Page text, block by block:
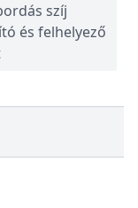
szíj
és felhelyező